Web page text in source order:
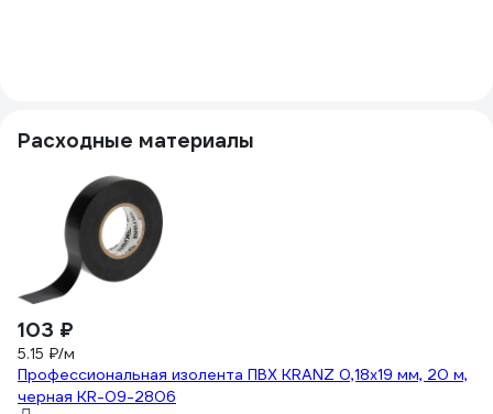
Расходные материалы
103 ₽
5.15 ₽/м
Профессиональная изолента ПВХ KRANZ 0,18х19 мм, 20 м,
черная KR-09-2806